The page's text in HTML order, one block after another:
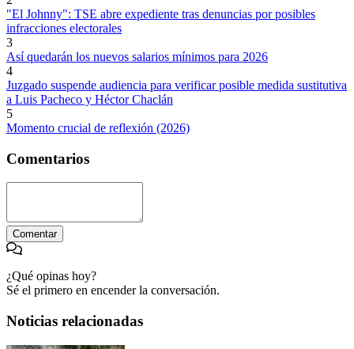
"El Johnny": TSE abre expediente tras denuncias por posibles
infracciones electorales
3
Así quedarán los nuevos salarios mínimos para 2026
4
Juzgado suspende audiencia para verificar posible medida sustitutiva
a Luis Pacheco y Héctor Chaclán
5
Momento crucial de reflexión (2026)
Comentarios
Comentar
¿Qué opinas hoy?
Sé el primero en encender la conversación.
Noticias relacionadas